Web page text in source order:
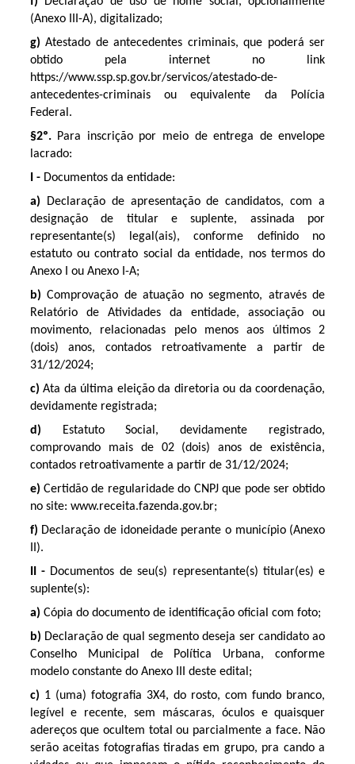
(Anexo III-A), digitalizado;
g) Atestado de antecedentes criminais, que poderá ser
obtido pela internet no link
https://www.ssp.sp.gov.br/servicos/atestado-de-
antecedentes-criminais ou equivalente da Polícia
Federal.
§2º. Para inscrição por meio de entrega de envelope
lacrado:
I - Documentos da entidade:
a)
Declaração de apresentação de candidatos, com a
designação de titular e suplente, assinada por
representante(s) legal(ais), conforme definido no
estatuto ou contrato social da entidade, nos termos do
Anexo I ou Anexo I-A;
b)Comprovação de atuação no segmento, através de
Relatório de Atividades da entidade, associação ou
movimento, relacionadas pelo menos aos últimos 2
(dois) anos, contados retroativamente a partir de
31/12/2024;
c)Ata da última eleição da diretoria ou da coordenação,
devidamente registrada;
d) Estatuto Social, devidamente registrado,
comprovando mais de 02 (dois) anos de existência,
contados retroativamente a partir de 31/12/2024;
e)Certidão de regularidade do CNPJ que pode ser obtido
no site: www.receita.fazenda.gov.br;
f) Declaração de idoneidade perante o município (Anexo
II).
II - Documentos de seu(s) representante(s) titular(es) e
suplente(s):
a) Cópia do documento de identificação oficial com foto;
b) Declaração de qual segmento deseja ser candidato ao
Conselho Municipal de Política Urbana, conforme
modelo constante do Anexo III deste edital;
c) 1 (uma) fotografia 3X4, do rosto, com fundo branco,
legível e recente, sem máscaras, óculos e quaisquer
adereços que ocultem total ou parcialmente a face. Não
serão aceitas fotografias tiradas em grupo, pra cando a